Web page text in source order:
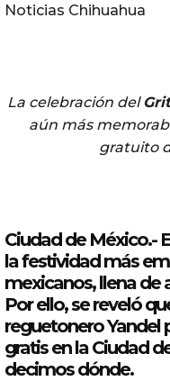
Noticias Chihuahua
La celebración del
aún más
gratuito
Ciudad de México.-
la festividad más
mexicanos, llena de
Por ello, se reveló
reguetoneroYandel
gratisen laCiudad
decimosdónde.